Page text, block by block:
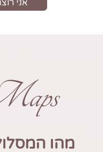
מהו